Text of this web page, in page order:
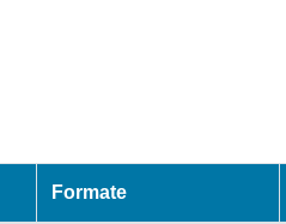
Formate